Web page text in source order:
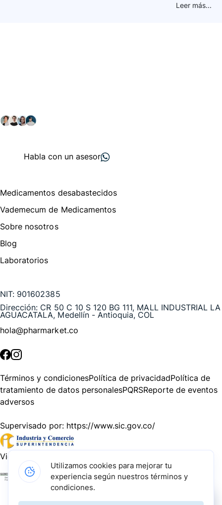
Leer más...
Habla con un asesor
Medicamentos desabastecidos
Vademecum de Medicamentos
Sobre nosotros
Blog
Laboratorios
NIT: 901602385
Dirección: CR 50 C 10 S 120 BG 111, MALL INDUSTRIAL LA
AGUACATALA, Medellín - Antioquia, COL
hola@pharmarket.co
Términos y condicionesPolítica de privacidadPolítica de
tratamiento de datos personalesPQRSReporte de eventos
adversos
Supervisado por: https://www.sic.gov.co/
Vigilado por:
Gracias a nuestros impulsadores, podemos presentarte la
solución tecnológica más avanzada para resolver los
Utilizamos cookies para mejorar tu
experiencia según nuestros términos y
condiciones.